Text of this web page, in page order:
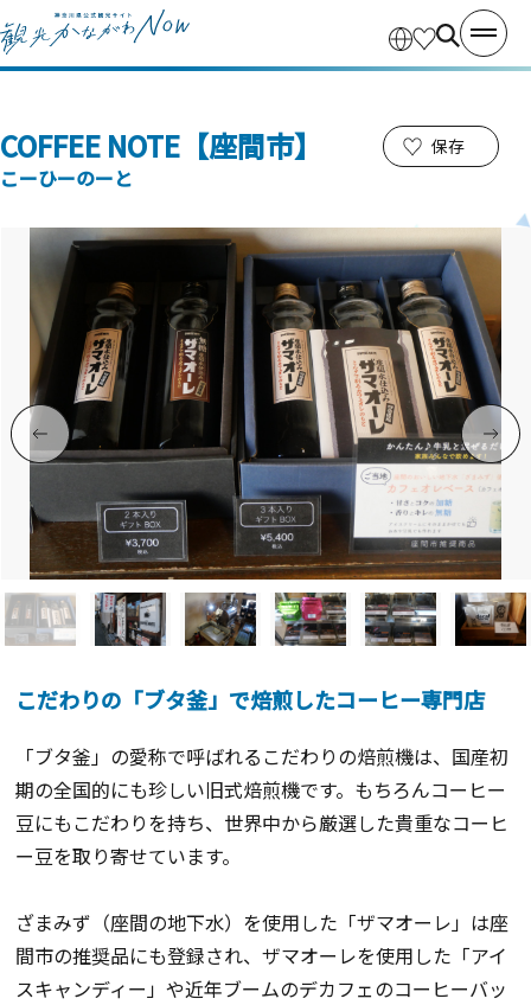
COFFEE NOTE【座間市】
こーひーのーと
保存
こだわりの「ブタ釜」で焙煎したコーヒー専門店
「ブタ釜」の愛称で呼ばれるこだわりの焙煎機は、国産初
期の全国的にも珍しい旧式焙煎機です。もちろんコーヒー
豆にもこだわりを持ち、世界中から厳選した貴重なコーヒ
ー豆を取り寄せています。
ざまみず（座間の地下水）を使用した「ザマオーレ」は座
間市の推奨品にも登録され、ザマオーレを使用した「アイ
スキャンディー」や近年ブームのデカフェのコーヒーバッ